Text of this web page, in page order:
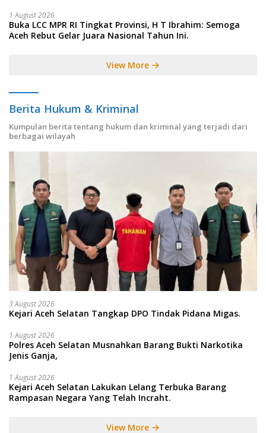
1 August 2026
Buka LCC MPR RI Tingkat Provinsi, H T Ibrahim: Semoga
Aceh Rebut Gelar Juara Nasional Tahun Ini.
View More
Berita Hukum & Kriminal
Kumpulan berita tentang hukum dan kriminal yang terjadi dari
berbagai wilayah
3 August 2026
Kejari Aceh Selatan Tangkap DPO Tindak Pidana Migas.
1 August 2026
Polres Aceh Selatan Musnahkan Barang Bukti Narkotika
Jenis Ganja,
1 August 2026
Kejari Aceh Selatan Lakukan Lelang Terbuka Barang
Rampasan Negara Yang Telah Incraht.
View More